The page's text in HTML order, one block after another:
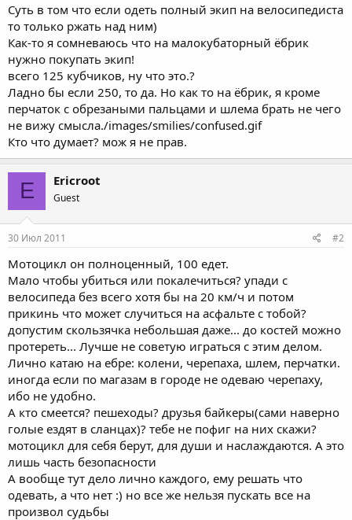
Суть в том что если одеть полный экип на велосипедиста
то только ржать над ним)
Как-то я сомневаюсь что на малокубаторный ёбрик
нужно покупать экип!
всего 125 кубчиков, ну что это.?
Ладно бы если 250, то да. Но как то на ёбрик, я кроме
перчаток с обрезаными пальцами и шлема брать не чего
не вижу смысла./images/smilies/confused.gif
Кто что думает? мож я не прав.
E Ericroot
Guest
30 Июл 2011 #2
Мотоцикл он полноценный, 100 едет.
Мало чтобы убиться или покалечиться? упади с
велосипеда без всего хотя бы на 20 км/ч и потом
прикинь что может случиться на асфальте с тобой?
допустим скользячка небольшая даже... до костей можно
протереть... Лучше не советую играться с этим делом.
Лично катаю на ебре: колени, черепаха, шлем, перчатки.
иногда если по магазам в городе не одеваю черепаху,
ибо не удобно.
А кто смеется? пешеходы? друзья байкеры(сами наверно
голые ездят в сланцах)? тебе не пофиг на них скажи?
мотоцикл для себя берут, для души и наслаждаются. А это
лишь часть безопасности
А вообще тут дело лично каждого, ему решать что
одевать, а что нет :) но все же нельзя пускать все на
произвол судьбы